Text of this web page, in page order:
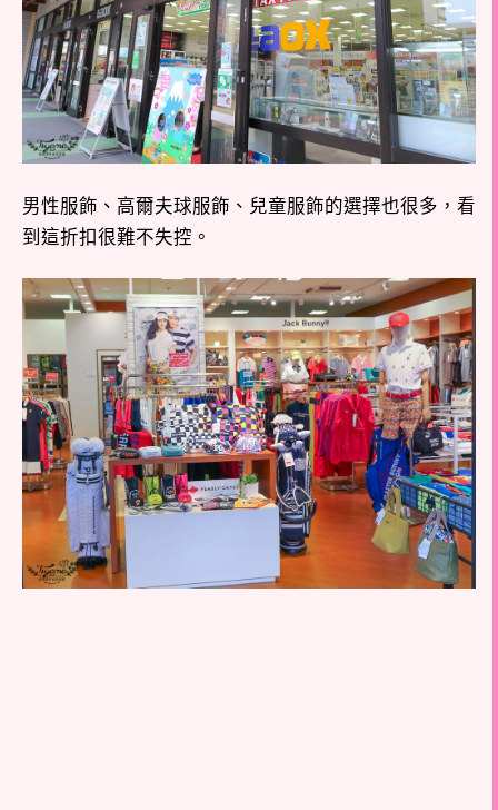
男性服飾、高爾夫球服飾、兒童服飾的選擇也很多，看
到這折扣很難不失控。